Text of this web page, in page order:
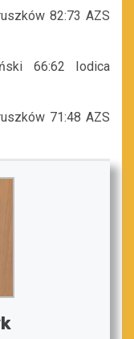
82:73 AZS
66:62 Iodica
71:48 AZS